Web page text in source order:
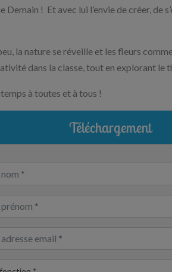
Demain ! Et avec lui l’envie de créer, de
la nature se réveille et les fleurs
dans la classe, tout en explorant le
à toutes et à tous !
Téléchargement